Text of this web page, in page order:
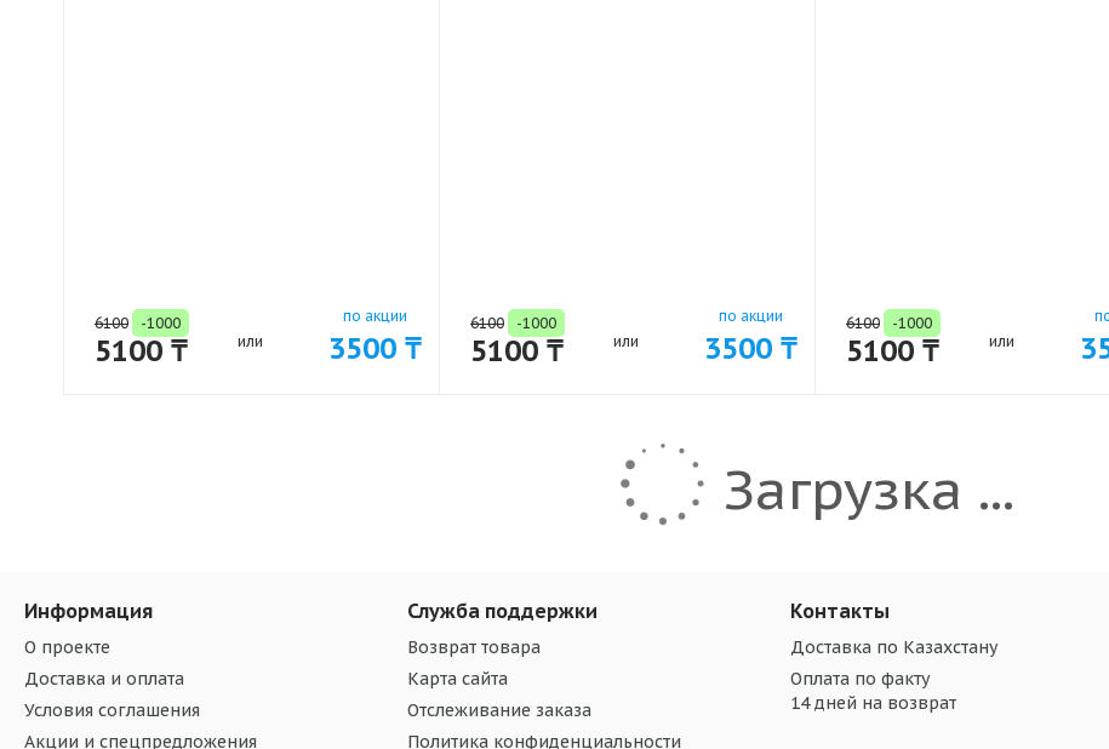
6100 -1000
5100 ₸ или
по акции
3500 ₸
6100 -1000
5100 ₸ или
по акции
3500 ₸
6100 -1000
5100 ₸ или
Загрузка ...
Информация
О проекте
Доставка и оплата
Условия соглашения
Акции и спецпредложения
Служба поддержки
Возврат товара
Карта сайта
Отслеживание заказа
Политика конфиденциальности
Контакты
Доставка по Казахстану
Оплата по факту
14 дней на возврат